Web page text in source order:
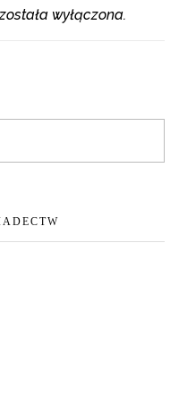
wyłączona.